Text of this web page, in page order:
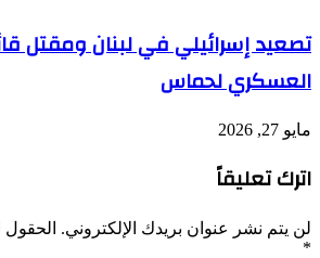
تصعيد إسرائيلي في لبنان ومقتل
العسكري لحماس
مايو 27, 2026
اترك تعليقاً
لن يتم نشر عنوان بريدك الإلكتروني. الحقول
*